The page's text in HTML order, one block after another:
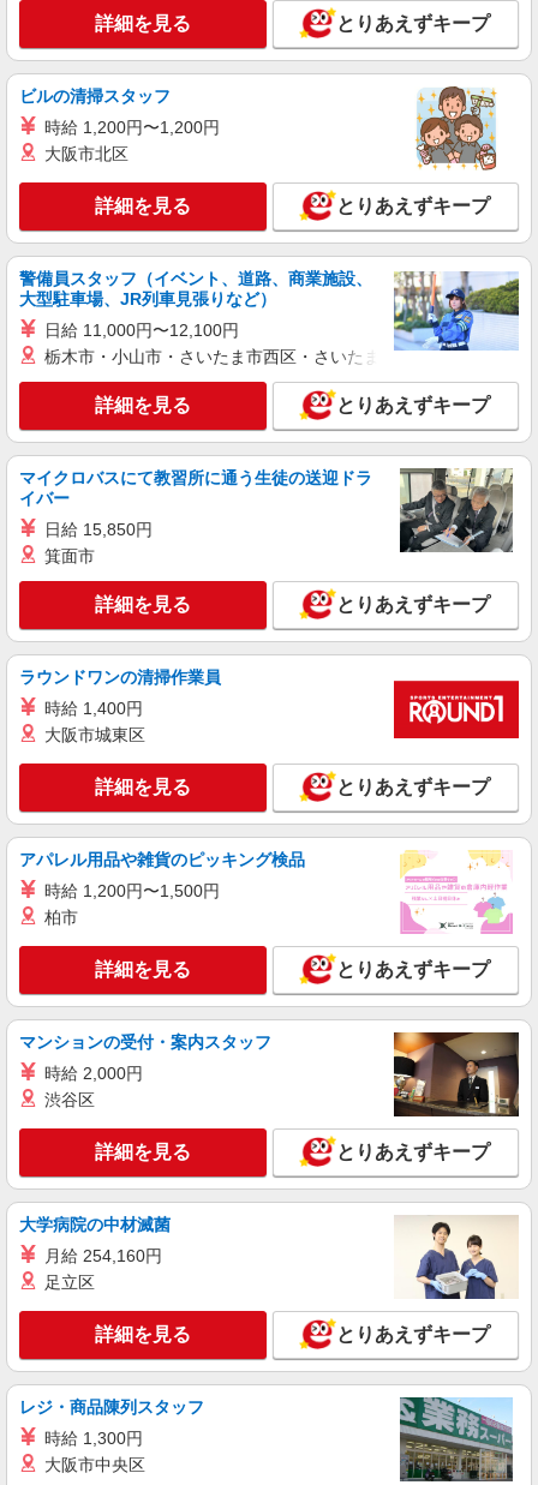
キープ 詳細を見る
株式会社グロップ 名古屋オフィス
エンジン部品の製造補助業務／研修制度あり／
土日休み
時給1,600円〜2,000円＋交通費全額支給 ※残
業発生時は時給25％アップ ※交通費支給規定あり
※給与の希望日払い（週払い）制度あり ＜月収例
＞ ※21日勤務の場合 時給1,600円×8時間×21日
＋夜勤手当（60時間）⇒292,800円＋交通費＋残業
代
雇入れ直後：愛知県名古屋市熱田区南一番町
変更の範囲：会社の定める就業場所
キープ 詳細を見る
株式会社ラヴォックス
はんだ作業員(名古屋)
【月給制】 月給：235,000円〜350,000円 月額
愛知県名古屋市熱田区一番2丁目29-22 【変更
キープ 詳細を見る
正社員
UTエージェント株式会社 AGT東海第一CU AGT名古屋エリア 南一番
CL 《Javz1C》
月給：240,000円〜 月収例：325,000円(月給＋
各種手当) ※精勤手当10,000円/月を含む ※2年間
在籍者は10,000円給与UP！
愛知県名古屋市熱田区 勤務詳細：名古屋市熱
田区 通勤方法：徒歩/車/自転車/バス/電車/バイク
最寄り駅：六番町駅から車4分・徒歩15分 ※構内
の（無料）駐車場利用OK
キープ 詳細を見る
正社員
UTエージェント株式会社 AGT東海第一CU AGT名古屋エリア 南一番
CL 《JBAO3C》
組立・検査
月給：240,000円〜 月収例：325,000円(月給＋
各種手当) ※精勤手当1万円/月を含む ※2年間在籍
愛知県名古屋市熱田区 勤務詳細：名古屋市熱
田区 通勤方法：徒歩/車/バス/自転車/電車 最寄り
駅：六番町駅から徒歩15分・車4分 ※構内の（無
料）駐車場利用OK
キープ 詳細を見る
正社員 職業紹介
株式会社リオン
月給245,000円〜280,000円（経験・能力によ
る）
愛知県名古屋市熱田区
キープ 詳細を見る
正社員 職業紹介
詳細を見る とりあえずキープ
ビルの清掃スタッフ
時給 1,200円〜1,200円
大阪市北区
詳細を見る とりあえずキープ
警備員スタッフ（イベント、道路、商業施設、
大型駐車場、JR列車見張りなど）
日給 11,000円〜12,100円
栃木市・小山市・さいたま市西区・さいたま市岩槻区・久喜市・
詳細を見る とりあえずキープ
マイクロバスにて教習所に通う生徒の送迎ドラ
イバー
日給 15,850円
箕面市
詳細を見る とりあえずキープ
ラウンドワンの清掃作業員
時給 1,400円
大阪市城東区
詳細を見る とりあえずキープ
アパレル用品や雑貨のピッキング検品
時給 1,200円〜1,500円
柏市
詳細を見る とりあえずキープ
マンションの受付・案内スタッフ
時給 2,000円
渋谷区
詳細を見る とりあえずキープ
大学病院の中材滅菌
月給 254,160円
足立区
詳細を見る とりあえずキープ
レジ・商品陳列スタッフ
時給 1,300円
大阪市中央区